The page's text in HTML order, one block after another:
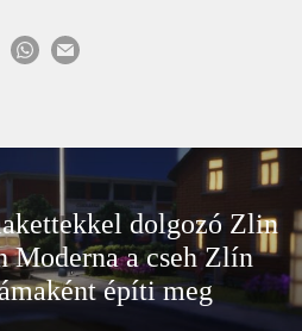
dolgozó Zlin
Moderna a cseh Zlín
építi meg